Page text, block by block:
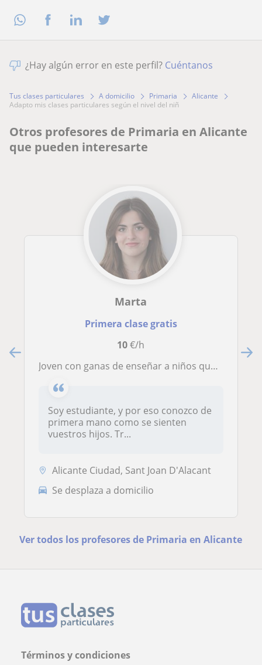
¿Hay algún error en este perfil? Cuéntanos
Tus clases particulares A domicilio Primaria
Alicante
adapto mis clases particulares según el nivel del niñ
Otros profesores de Primaria en Alicante
que pueden interesarte
Marta
Primera clase gratis
10€/h
Joven con ganas de enseñar a niños que les resulte pesado el estudio.
Soy estudiante, y por eso conozco de
primera mano como se sienten
vuestros hijos. Tr...
Alicante Ciudad, Sant Joan D'Alacant
Se desplaza a domicilio
Ver todos los profesores de Primaria en Alicante
Términos y condiciones